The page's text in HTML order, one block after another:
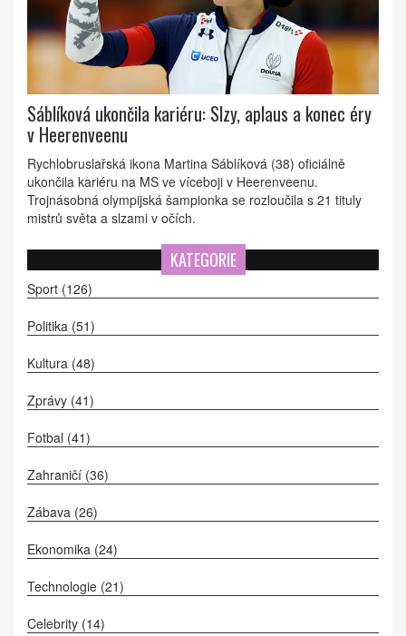
Sáblíková ukončila kariéru: Slzy, aplaus a konec éry
v Heerenveenu
Rychlobruslařská ikona Martina Sáblíková (38) oficiálně
ukončila kariéru na MS ve víceboji v Heerenveenu.
Trojnásobná olympijská šampionka se rozloučila s 21 tituly
mistrů světa a slzami v očích.
KATEGORIE
Sport (126)
Politika (51)
Kultura (48)
Zprávy (41)
Fotbal (41)
Zahraničí (36)
Zábava (26)
Ekonomika (24)
Technologie (21)
Celebrity (14)